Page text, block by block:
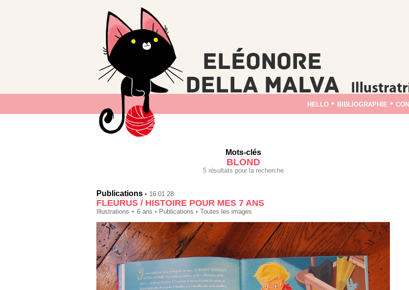
hello • bibliographie •
Mots-clés
BLOND
5 résultats pour la recherche
Publications • 16.01.28
FLEURUS / HISTOIRE POUR MES 7 ANS
Illustrations + 6 ans • Publications • Toutes les images